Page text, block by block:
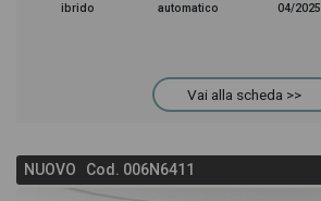
ibrido automatico 04/2025
Vai alla scheda >>
NUOVO Cod. 006N6411